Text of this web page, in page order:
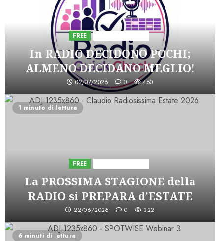
FREE
In RADIO DECIDONO POCHI;
ALMENO DECIDANO MEGLIO!
02/07/2026 0 450
1 minuto di lettura
FREE
La PROSSIMA STAGIONE della
RADIO si PREPARA d’ESTATE
22/06/2026 0 322
6 minuti di lettura